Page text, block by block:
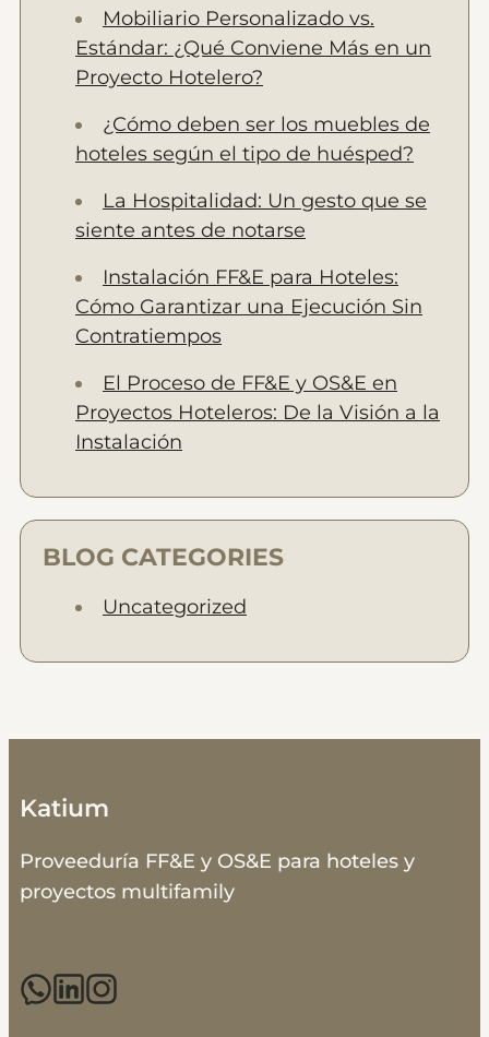
Mobiliario Personalizado vs.
Estándar: ¿Qué Conviene Más en un
Proyecto Hotelero?
¿Cómo deben ser los muebles de
hoteles según el tipo de huésped?
La Hospitalidad: Un gesto que se
siente antes de notarse
Instalación FF&E para Hoteles:
Cómo Garantizar una Ejecución Sin
Contratiempos
El Proceso de FF&E y OS&E en
Proyectos Hoteleros: De la Visión a la
Instalación
BLOG CATEGORIES
Uncategorized
Katium
Proveeduría FF&E y OS&E para hoteles y
proyectos multifamily